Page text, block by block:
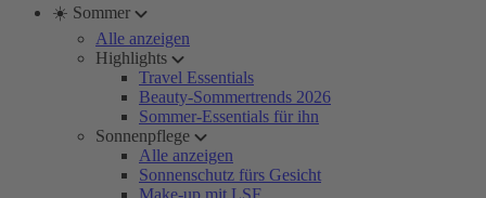
☀️ Sommer
Alle anzeigen
Highlights
Travel Essentials
Beauty-Sommertrends 2026
Sommer-Essentials für ihn
Sonnenpflege
Alle anzeigen
Sonnenschutz fürs Gesicht
Make-up mit LSF